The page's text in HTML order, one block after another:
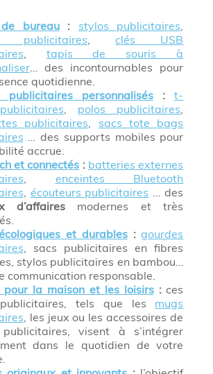
bureau: stylos publicitaires
publicitaires ,clés USB
tapis de souris à
… des incontournables pour
quotidienne.
publicitaires personnalisés :
t-
polos publicitaires
publicitaires
sacs tote bags
… des supports mobiles pour
accrue.
et connectés : batteries externes
enceintes Bluetooth
écouteurs publicitaires … des
d’affaires modernes et très
et durables: gourdes
, sacs publicitaires en fibres
stylos publicitaires en bambou…
communication responsable.
pour la maison et les loisirs:ces
tels que les mugs
, les jeux ou les accessoires de
publicitaires, visent à s’intégrer
dans le quotidien de votre